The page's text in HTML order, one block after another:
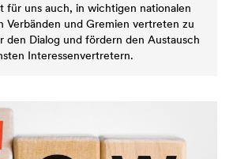
für uns auch, in wichtigen nationalen
Verbänden und Gremien vertreten zu
den Dialog und fördern den Austausch
Interessenvertretern.